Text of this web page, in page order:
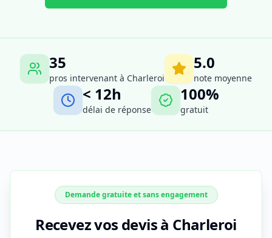
35
pros intervenant à Charleroi
5.0
note moyenne
< 12h
délai de réponse
100%
gratuit
Demande gratuite et sans engagement
Recevez vos devis à Charleroi